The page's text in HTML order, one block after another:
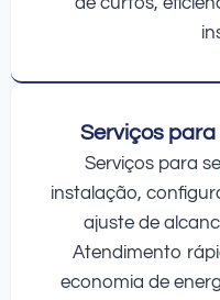
Serviços
Serviços para
instalação,
ajuste de
Atendimento
economia de